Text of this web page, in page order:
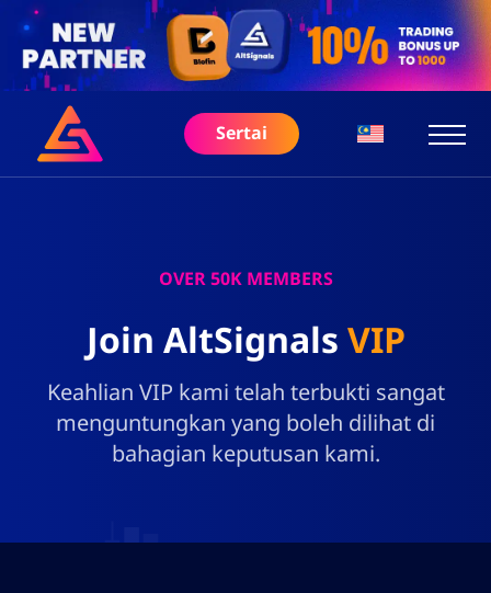
Sertai
OVER 50K MEMBERS
Join AltSignals VIP
Keahlian VIP kami telah terbukti sangat
menguntungkan yang boleh dilihat di
bahagian keputusan kami.